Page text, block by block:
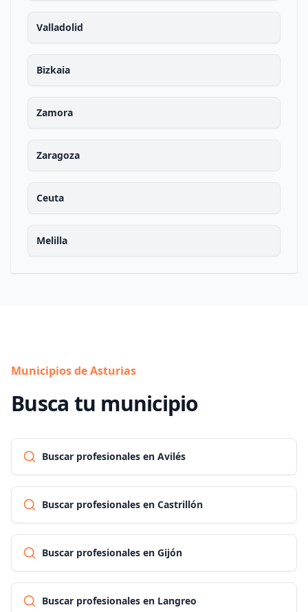
Valladolid
Bizkaia
Zamora
Zaragoza
Ceuta
Melilla
Municipios de Asturias
Busca tu municipio
Buscar profesionales en Avilés
Buscar profesionales en Castrillón
Buscar profesionales en Gijón
Buscar profesionales en Langreo